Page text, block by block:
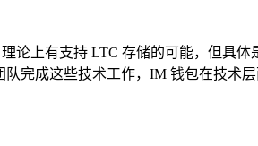
论上有支持 LTC 存储的可能，但具体
完成这些技术工作，IM 钱包在技术